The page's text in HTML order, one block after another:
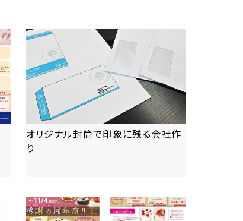
オリジナル封筒で印象に残る会社作
り